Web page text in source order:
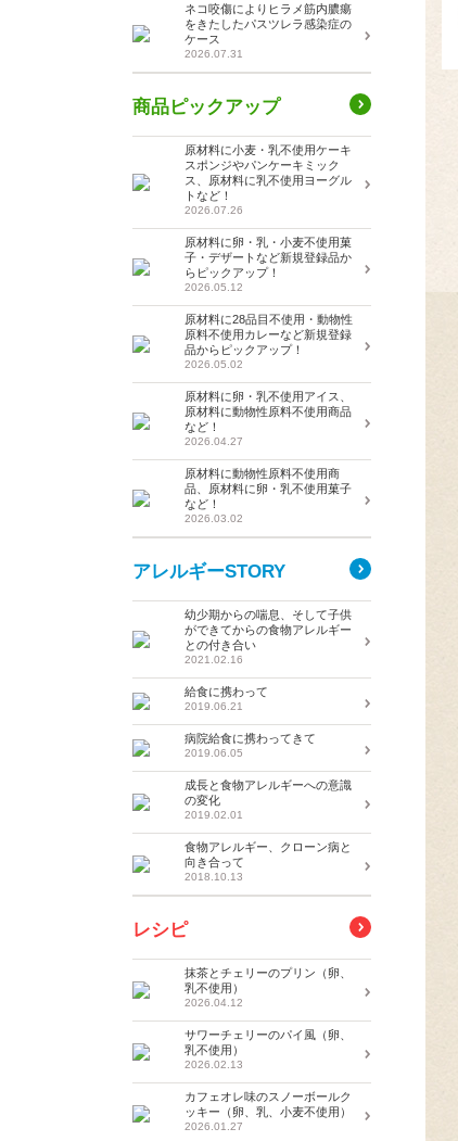
ネコ咬傷によりヒラメ筋内膿瘍
をきたしたパスツレラ感染症の
ケース
2026.07.31
商品ピックアップ
原材料に小麦・乳不使用ケーキ
スポンジやパンケーキミック
ス、原材料に乳不使用ヨーグル
トなど！
2026.07.26
原材料に卵・乳・小麦不使用菓
子・デザートなど新規登録品か
らピックアップ！
2026.05.12
原材料に28品目不使用・動物性
原料不使用カレーなど新規登録
品からピックアップ！
2026.05.02
原材料に卵・乳不使用アイス、
原材料に動物性原料不使用商品
など！
2026.04.27
原材料に動物性原料不使用商
品、原材料に卵・乳不使用菓子
など！
2026.03.02
アレルギーSTORY
幼少期からの喘息、そして子供
ができてからの食物アレルギー
との付き合い
2021.02.16
給食に携わって
2019.06.21
病院給食に携わってきて
2019.06.05
成長と食物アレルギーへの意識
の変化
2019.02.01
食物アレルギー、クローン病と
向き合って
2018.10.13
レシピ
抹茶とチェリーのプリン（卵、
乳不使用）
2026.04.12
サワーチェリーのパイ風（卵、
乳不使用）
2026.02.13
カフェオレ味のスノーボールク
ッキー（卵、乳、小麦不使用）
2026.01.27